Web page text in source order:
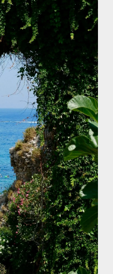
les teves
a mida.
DV. DS. DG.
01 02
07 08 09